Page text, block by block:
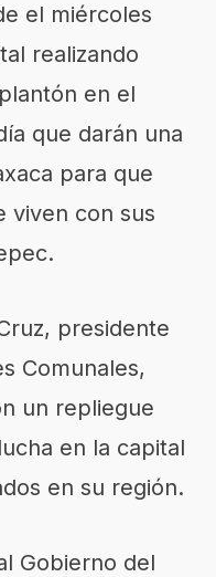
el miércoles
realizando
en el
que darán una
para que
viven con sus
presidente
Comunales,
un repliegue
en la capital
en su región.
Gobierno del